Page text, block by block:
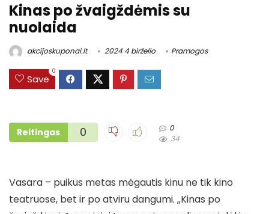
Kinas po žvaigždėmis su
nuolaida
akcijoskuponai.lt 2024 4 birželio Pramogos
Save
0
Reitingas 0
0
34
Vasara – puikus metas mėgautis kinu ne tik kino
teatruose, bet ir po atviru dangumi. „Kinas po